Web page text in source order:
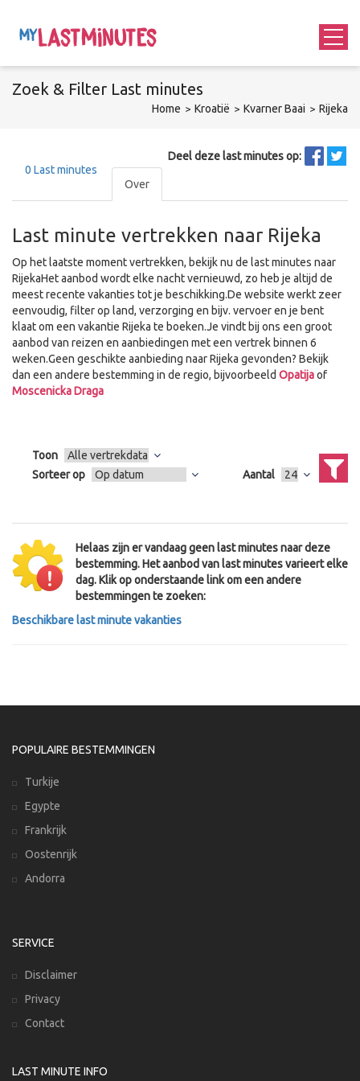
Zoek & Filter Last minutes
Home Kroatië Kvarner Baai Rijeka
Deel deze last minutes op:
0 Last minutes
Over
Last minute vertrekken naar Rijeka
Op het laatste moment vertrekken, bekijk nu de last minutes naar
RijekaHet aanbod wordt elke nacht vernieuwd, zo heb je altijd de
meest recente vakanties tot je beschikking.De website werkt zeer
eenvoudig, filter op land, verzorging en bijv. vervoer en je bent
klaat om een vakantie Rijeka te boeken.Je vindt bij ons een groot
aanbod van reizen en aanbiedingen met een vertrek binnen 6
weken.Geen geschikte aanbieding naar Rijeka gevonden? Bekijk
dan een andere bestemming in de regio, bijvoorbeeld Opatijaof
Moscenicka Draga
Toon
Sorteer op
Aantal
Helaas zijn er vandaag geen last minutes naar deze
bestemming. Het aanbod van last minutes varieert elke
dag. Klik op onderstaande link om een andere
bestemmingen te zoeken:
Beschikbare last minute vakanties
POPULAIRE BESTEMMINGEN
Turkije
Egypte
Frankrijk
Oostenrijk
Andorra
SERVICE
Disclaimer
Privacy
Contact
LAST MINUTE INFO